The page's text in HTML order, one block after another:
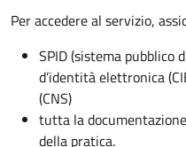
Per accedere al servizio,
SPID (sistema pubblico
d’identità elettronica
(CNS)
tutta la
della pratica.